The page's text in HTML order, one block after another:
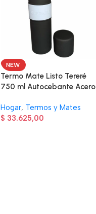
NEW
Termo Mate Listo Tereré
750 ml Autocebante Acero
Hogar, Termos y Mates
$ 33.625,00